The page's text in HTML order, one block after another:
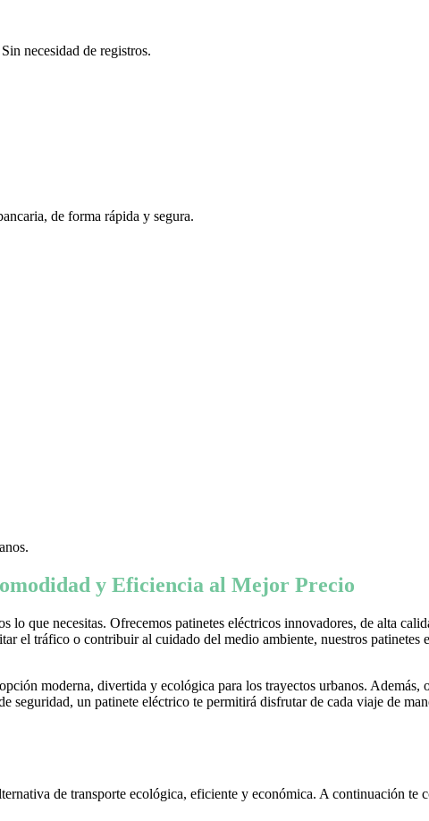
necesidad de registros.
de forma rápida y segura.
y Eficiencia al Mejor Precio
que necesitas. Ofrecemos patinetes eléctricos innovadores, de alta
el tráfico o contribuir al cuidado del medio ambiente, nuestros patinetes
moderna, divertida y ecológica para los trayectos urbanos. Además,
un patinete eléctrico te permitirá disfrutar de cada viaje de
de transporte ecológica, eficiente y económica. A continuación te